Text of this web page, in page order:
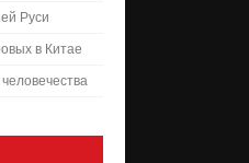
Руси
в Китае